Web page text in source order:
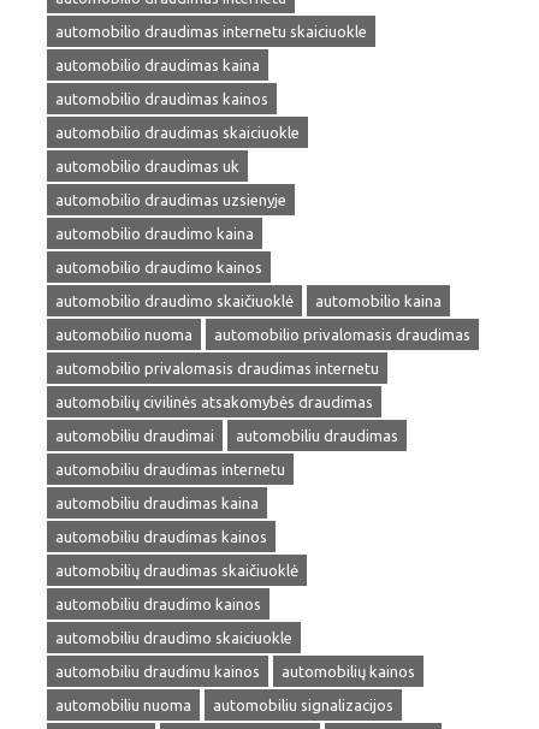
automobilio draudimas internetu skaiciuokle
automobilio draudimas kaina
automobilio draudimas kainos
automobilio draudimas skaiciuokle
automobilio draudimas uk
automobilio draudimas uzsienyje
automobilio draudimo kaina
automobilio draudimo kainos
automobilio draudimo skaičiuoklė
automobilio kaina
automobilio nuoma
automobilio privalomasis draudimas
automobilio privalomasis draudimas internetu
automobilių civilinės atsakomybės draudimas
automobiliu draudimai
automobiliu draudimas
automobiliu draudimas internetu
automobiliu draudimas kaina
automobiliu draudimas kainos
automobilių draudimas skaičiuoklė
automobiliu draudimo kainos
automobiliu draudimo skaiciuokle
automobiliu draudimu kainos
automobilių kainos
automobiliu nuoma
automobiliu signalizacijos